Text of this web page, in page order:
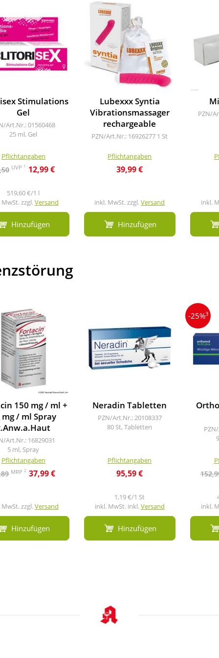
Stimulations
Gel
Art.Nr.: 01560468
25 ml, Gel
Pflichtangaben
UVP 1 12,99 €
519,60 €/1 l
zzgl.Versand
Hinzufügen
Lubexxx Syntia
Vibrationsmassager
rechargeable
PZN/Art.Nr.: 16926277 1 St
Pflichtangaben
39,99 €
inkl. MwSt. zzgl.Versand
Hinzufügen
PZN/
inkl.
150 mg / ml +
mg / ml Spray
Art.Nr.: 16829031
5 ml, Spray
Pflichtangaben
MRP2 37,99 €
zzgl.Versand
Hinzufügen
Neradin Tabletten
PZN/Art.Nr.: 20108337
80 St, Tabletten
Pflichtangaben
95,59 €
1,19 €/1 St
inkl. MwSt. inkl.Versand
Hinzufügen
-25%3
inkl.